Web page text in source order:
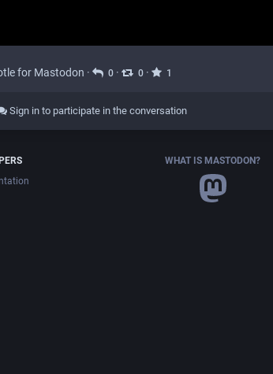
for Mastodon · 0 · 0 · 1
Sign in to participate in the conversation
WHAT IS MASTODON?